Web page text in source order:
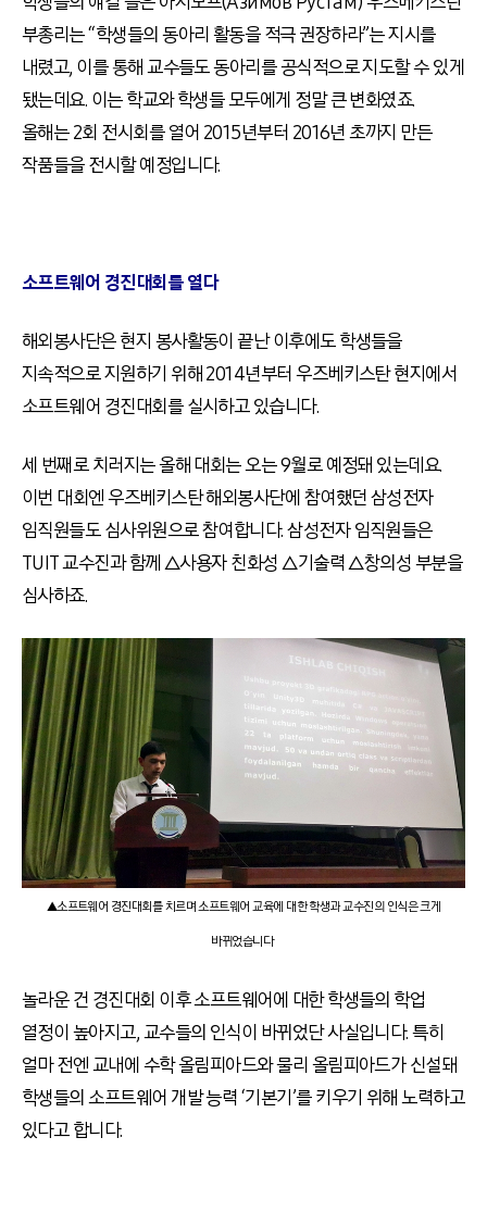
부총리는 “학생들의 동아리 활동을 적극 권장하라”는 지시를
내렸고, 이를 통해 교수들도 동아리를 공식적으로 지도할 수 있게
됐는데요. 이는 학교와 학생들 모두에게 정말 큰 변화였죠.
올해는 2회 전시회를 열어 2015년부터 2016년 초까지 만든
작품들을 전시할 예정입니다.
소프트웨어 경진대회를 열다
해외봉사단은 현지 봉사활동이 끝난 이후에도 학생들을
지속적으로 지원하기 위해 2014년부터 우즈베키스탄 현지에서
소프트웨어 경진대회를 실시하고 있습니다.
세 번째로 치러지는 올해 대회는 오는 9월로 예정돼 있는데요.
이번 대회엔 우즈베키스탄 해외봉사단에 참여했던 삼성전자
임직원들도 심사위원으로 참여합니다. 삼성전자 임직원들은
TUIT 교수진과 함께 △사용자 친화성 △기술력 △창의성 부분을
심사하죠.
▲소프트웨어 경진대회를 치르며 소프트웨어 교육에 대한 학생과 교수진의 인식은 크게
바뀌었습니다
놀라운 건 경진대회 이후 소프트웨어에 대한 학생들의 학업
열정이 높아지고, 교수들의 인식이 바뀌었단 사실입니다. 특히
얼마 전엔 교내에 수학 올림피아드와 물리 올림피아드가 신설돼
학생들의 소프트웨어 개발 능력 ‘기본기’를 키우기 위해 노력하고
있다고 합니다.